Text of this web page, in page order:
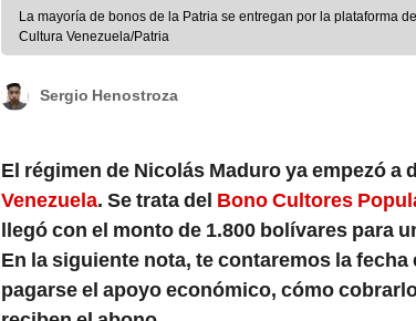
Cultura Venezuela/Patria
Venezuela. Se trata delBono Cultores
llegó con el monto de 1.800 bolívares para
En la siguiente nota, te contaremos la fecha
pagarse el apoyo económico, cómo
reciben el abono.